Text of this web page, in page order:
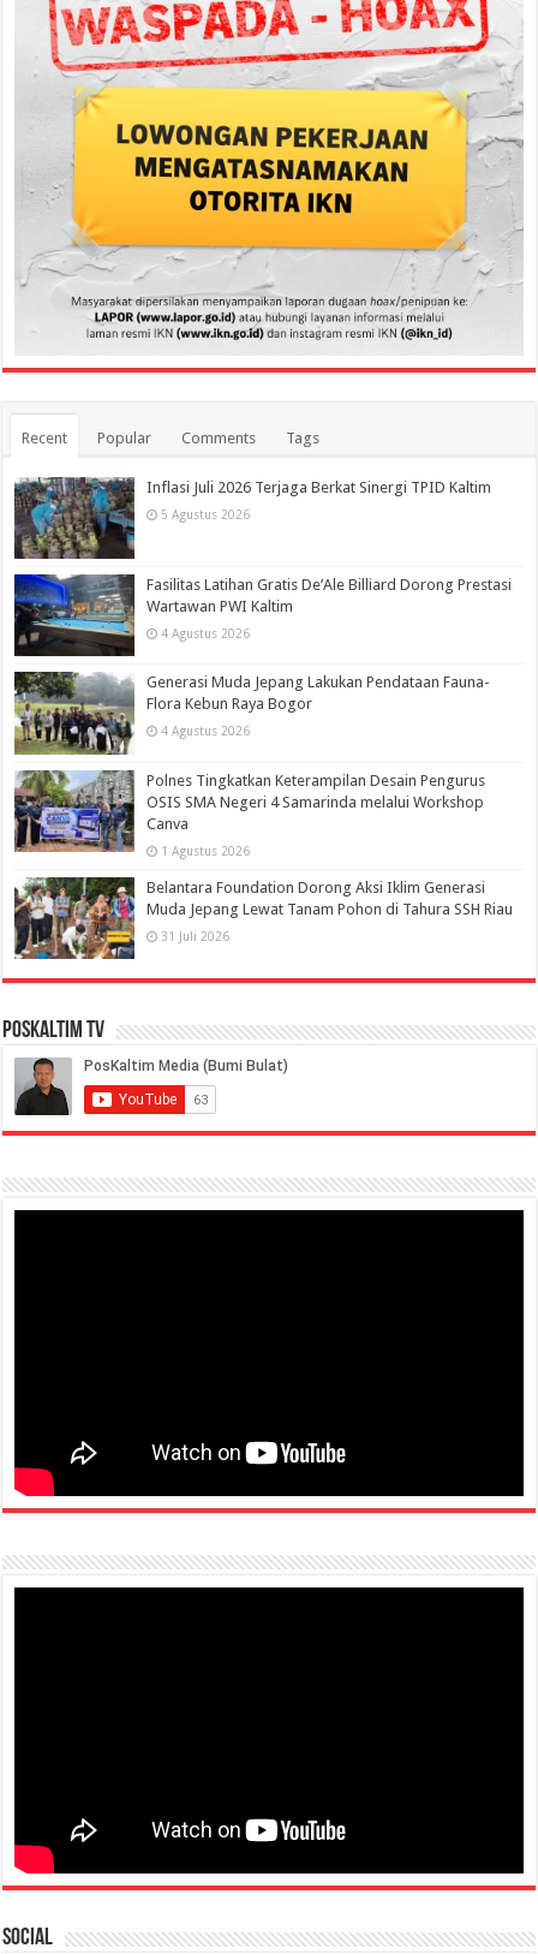
Recent Popular Comments Tags
Inflasi Juli 2026 Terjaga Berkat Sinergi TPID Kaltim
5 Agustus 2026
Fasilitas Latihan Gratis De’Ale Billiard Dorong Prestasi
Wartawan PWI Kaltim
4 Agustus 2026
Generasi Muda Jepang Lakukan Pendataan Fauna-
Flora Kebun Raya Bogor
4 Agustus 2026
Polnes Tingkatkan Keterampilan Desain Pengurus
OSIS SMA Negeri 4 Samarinda melalui Workshop
Canva
1 Agustus 2026
Belantara Foundation Dorong Aksi Iklim Generasi
Muda Jepang Lewat Tanam Pohon di Tahura SSH Riau
31 Juli 2026
PosKaltim TV
Social